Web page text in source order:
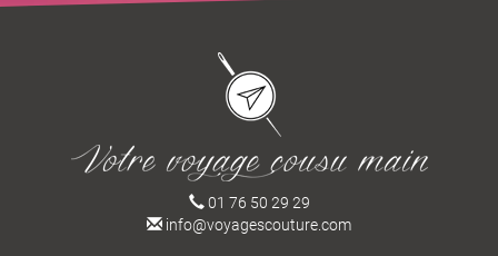
01 76 50 29 29
info@voyagescouture.com